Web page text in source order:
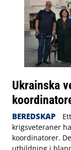
Ukrainska
BEREDSKAP
krigsveteraner
koordinatorer.